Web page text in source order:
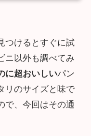
つけるとすぐに試
ニ以外も調べてみ
に超おいしいパン
リのサイズと味で
で、今回はその通